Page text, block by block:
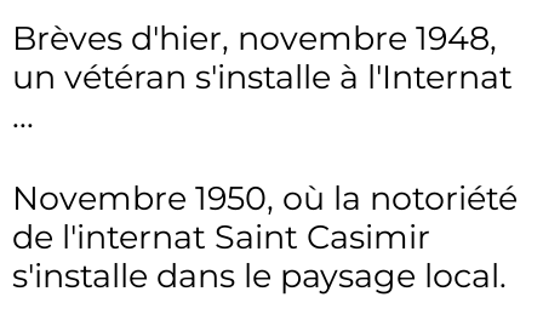
Brèves d'hier, novembre 1948,
un vétéran s'installe à l'Internat
...
Novembre 1950, où la notoriété
de l'internat Saint Casimir
s'installe dans le paysage local.